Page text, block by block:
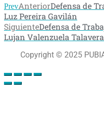
PrevAnteriorDefensa de
Luz Pereira Gavilán
SiguienteDefensa de
Lujan Valenzuela Talavera
Copyright © 2025